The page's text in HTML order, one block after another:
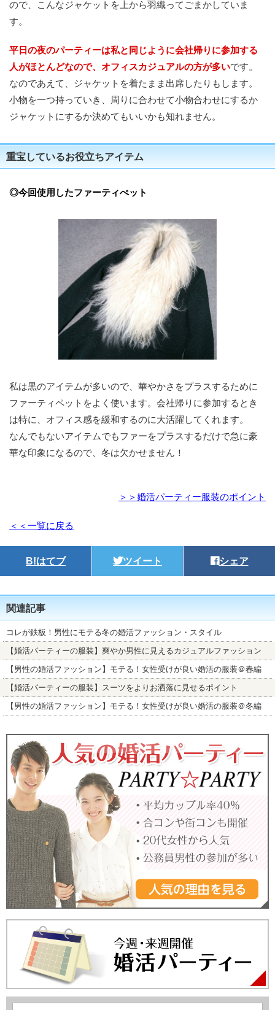
ので、こんなジャケットを上から羽織ってごまかしていま
す。
平日の夜のパーティーは私と同じように会社帰りに参加する
人がほとんどなので、オフィスカジュアルの方が多いです。
なのであえて、ジャケットを着たまま出席したりもします。
小物を一つ持っていき、周りに合わせて小物合わせにするか
ジャケットにするか決めてもいいかも知れません。
重宝しているお役立ちアイテム
◎今回使用したファーティぺット
私は黒のアイテムが多いので、華やかさをプラスするために
ファーティペットをよく使います。会社帰りに参加するとき
は特に、オフィス感を緩和するのに大活躍してくれます。
なんでもないアイテムでもファーをプラスするだけで急に豪
華な印象になるので、冬は欠かせません！
＞＞婚活パーティー服装のポイント
＜＜一覧に戻る
B!はてブ ツイート シェア
関連記事
コレが鉄板！男性にモテる冬の婚活ファッション・スタイル
【婚活パーティーの服装】爽やか男性に見えるカジュアルファッション
【男性の婚活ファッション】モテる！女性受けが良い婚活の服装＠春編
【婚活パーティーの服装】スーツをよりお洒落に見せるポイント
【男性の婚活ファッション】モテる！女性受けが良い婚活の服装＠冬編